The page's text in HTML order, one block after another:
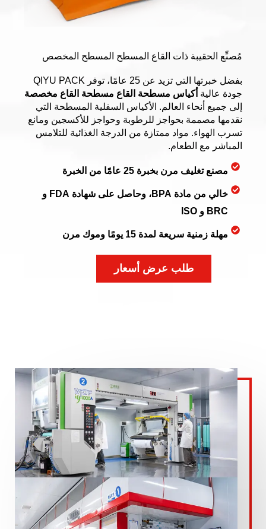
مُصنِّع الحقيبة ذات القاع المسطح المسطح المخصص
بفضل خبرتها التي تزيد عن 25 عامًا، توفر QIYU PACK
جودة عالية أكياس مسطحة القاع مسطحة القاع مخصصة
إلى جميع أنحاء العالم. الأكياس السفلية المسطحة التي
نقدمها مصممة بحواجز للرطوبة وحواجز للأكسجين ومانع
تسرب الهواء. مواد ممتازة من الدرجة الغذائية للتلامس
المباشر مع الطعام.
مصنع تغليف مرن بخبرة 25 عامًا من الخبرة
خالي من مادة BPA، وحاصل على شهادة FDA و
BRC و ISO
مهلة زمنية سريعة لمدة 15 يومًا وموك مرن
طلب عرض أسعار